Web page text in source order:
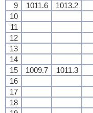
9
1011.6 1013.2
10
11
12
13
14
15
1009.7 1011.3
16
17
18
9
1011.6 1013.2
10
11
12
13
14
15
1009.7 1011.3
16
17
18
9
1011.6 1013.2
10
11
12
13
14
15
1009.7 1011.3
16
17
18
9
1011.6 1013.2
10
11
12
13
14
15
1009.7 1011.3
16
17
18